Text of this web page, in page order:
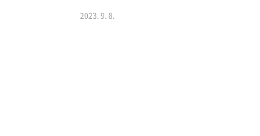
게 해 주는 고마운 영화 과 시간 여행 떠나봅니다. 과
2023. 9. 8.